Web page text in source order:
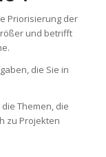
Priorisierung der
und betrifft
die Sie in
Themen, die
zu Projekten